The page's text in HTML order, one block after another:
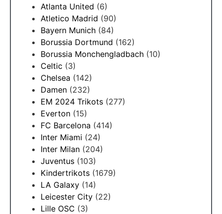
Atlanta United (6)
Atletico Madrid (90)
Bayern Munich (84)
Borussia Dortmund (162)
Borussia Monchengladbach (10)
Celtic (3)
Chelsea (142)
Damen (232)
EM 2024 Trikots (277)
Everton (15)
FC Barcelona (414)
Inter Miami (24)
Inter Milan (204)
Juventus (103)
Kindertrikots (1679)
LA Galaxy (14)
Leicester City (22)
Lille OSC (3)